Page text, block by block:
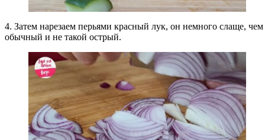
4. Затем нарезаем перьями красный лук, он немного слаще, чем
обычный и не такой острый.